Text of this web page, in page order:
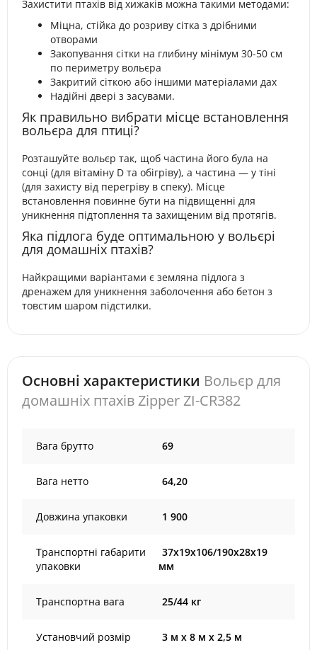
Захистити птахів від хижаків можна такими методами:
Міцна, стійка до розриву сітка з дрібними
отворами
Закопування сітки на глибину мінімум 30-50 см
по периметру вольєра
Закритий сіткою або іншими матеріалами дах
Надійні двері з засувами.
Як правильно вибрати місце встановлення
вольєра для птиці?
Розташуйте вольєр так, щоб частина його була на
сонці (для вітаміну D та обігріву), а частина — у тіні
(для захисту від перегріву в спеку). Місце
встановлення повинне бути на підвищенні для
уникнення підтоплення та захищеним від протягів.
Яка підлога буде оптимальною у вольєрі
для домашніх птахів?
Найкращими варіантами є земляна підлога з
дренажем для уникнення заболочення або бетон з
товстим шаром підстилки.
Основні характеристики Вольєр для
домашніх птахів Zipper ZI-CR382
Вага брутто 69
Вага нетто 64,20
Довжина упаковки 1 900
Транспортні габарити
упаковки
37х19х106/190х28х19
мм
Транспортна вага 25/44 кг
Установчий розмір 3 м x 8 м x 2,5 м